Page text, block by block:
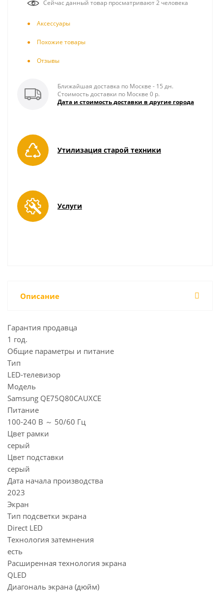
Сейчас данный товар просматривают 2 человека
Аксесcуары
Похожие товары
Отзывы
Ближайшая доставка по Москве - 15 дн.
Стоимость доставки по Москве 0 р.
Дата и стоимость доставки в другие города
Утилизация старой техники
Услуги
Описание
Гарантия продавца
1 год.
Общие параметры и питание
Тип
LED-телевизор
Модель
Samsung QE75Q80CAUXCE
Питание
100-240 В ～ 50/60 Гц
Цвет рамки
серый
Цвет подставки
серый
Дата начала производства
2023
Экран
Тип подсветки экрана
Direct LED
Технология затемнения
есть
Расширенная технология экрана
QLED
Диагональ экрана (дюйм)